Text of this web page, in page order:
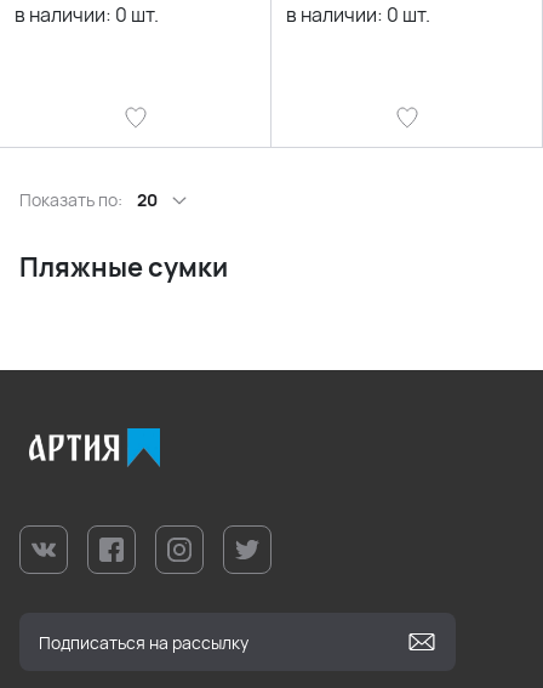
в наличии: 0 шт.
в наличии: 0 шт.
Показать по: 20
Пляжные сумки